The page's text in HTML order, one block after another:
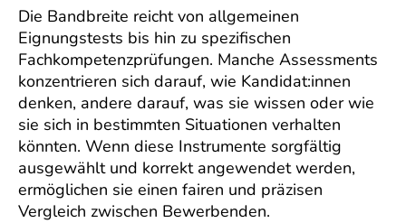
Die Bandbreite reicht von allgemeinen
Eignungstests bis hin zu spezifischen
Fachkompetenzprüfungen. Manche Assessments
konzentrieren sich darauf, wie Kandidat:innen
denken, andere darauf, was sie wissen oder wie
sie sich in bestimmten Situationen verhalten
könnten. Wenn diese Instrumente sorgfältig
ausgewählt und korrekt angewendet werden,
ermöglichen sie einen fairen und präzisen
Vergleich zwischen Bewerbenden.